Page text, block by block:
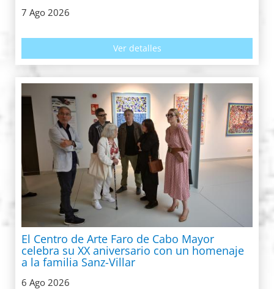
7 Ago 2026
Ver detalles
El Centro de Arte Faro de Cabo Mayor
celebra su XX aniversario con un homenaje
a la familia Sanz-Villar
6 Ago 2026